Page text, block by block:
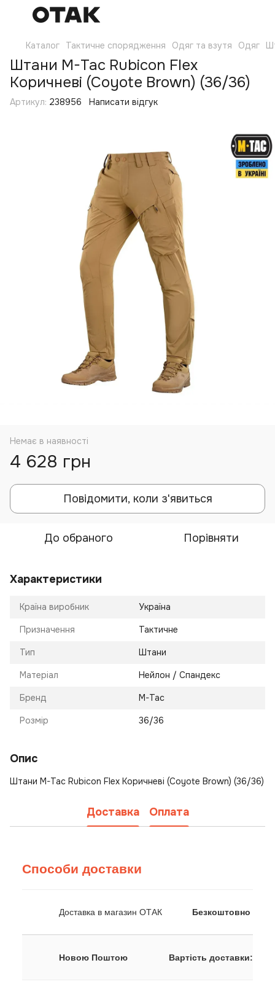
Каталог Тактичне спорядження Одяг та взутя Одяг
Штани M-Tac Rubicon Flex
Коричневі (Coyote Brown) (36/36)
Артикул: 238956 Написати відгук
Немає в наявності
4 628 грн
Повідомити, коли з'явиться
До обраного Порівняти
Характеристики
Країна виробник Україна
Призначення Тактичне
Тип Штани
Матеріал Нейлон / Спандекс
Бренд M-Tac
Розмір 36/36
Опис
Штани M-Tac Rubicon Flex Коричневі (Coyote Brown) (36/36)
Доставка Оплата
Способи доставки
Доставка в магазин ОТАК Безкоштовно
Новою Поштою Вартість доставки: